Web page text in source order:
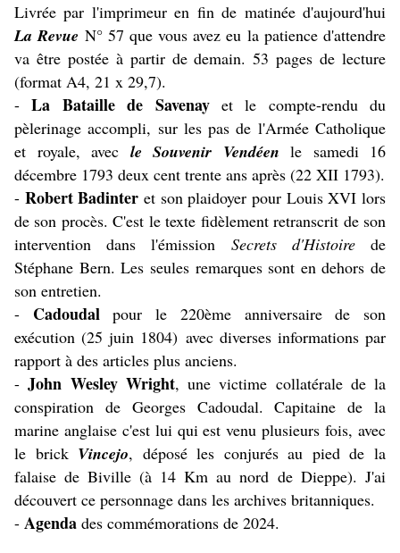
Livrée par l'imprimeur en fin de matinée d'aujourd'hui
La Revue N° 57 que vous avez eu la patience d'attendre
va être postée à partir de demain. 53 pages de lecture
(format A4, 21 x 29,7).
-La Bataille de Savenayet le compte-rendu du
pèlerinage accompli, sur les pas de l'Armée Catholique
et royale, avec le Souvenir Vendéen le samedi 16
décembre 1793 deux cent trente ans après (22 XII 1793).
- Robert Badinter et son plaidoyer pour Louis XVI lors
de son procès. C'est le texte fidèlement retranscrit de son
intervention dans l'émission Secrets d'Histoirede
Stéphane Bern. Les seules remarques sont en dehors de
son entretien.
- Cadoudalpour le 220ème anniversaire de son
exécution (25 juin 1804) avec diverses informations par
rapport à des articles plus anciens.
-John Wesley Wright, une victime collatérale de la
conspiration de Georges Cadoudal. Capitaine de la
marine anglaise c'est lui qui est venu plusieurs fois, avec
le brick Vincejo, déposé les conjurés au pied de la
falaise de Biville (à 14 Km au nord de Dieppe). J'ai
découvert ce personnage dans les archives britanniques.
- Agenda des commémorations de 2024.